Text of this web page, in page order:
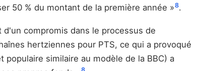
50 % du montant de la première année »8.
compromis dans le processus de
hertziennes pour PTS, ce qui a provoqué
similaire au modèle de la BBC) a